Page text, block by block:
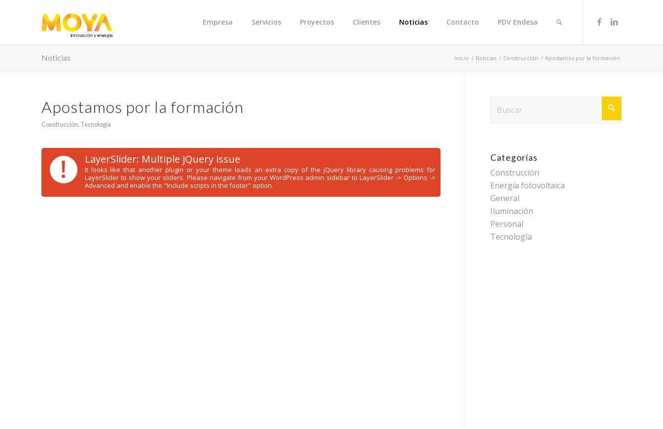
Empresa Servicios Proyectos Clientes Noticias Contacto PDV Endesa
Noticias Inicio / Noticias / Construcción / Apostamos por la formación
Apostamos por la formación
Construcción, Tecnología
! LayerSlider: Multiple jQuery issue
It looks like that another plugin or your theme loads an extra copy of the jQuery library causing problems for
LayerSlider to show your sliders. Please navigate from your WordPress admin sidebar to LayerSlider -> Options ->
Advanced and enable the "Include scripts in the footer" option.
Categorías
Construcción
Energía fotovoltaica
General
Iluminación
Personal
Tecnología